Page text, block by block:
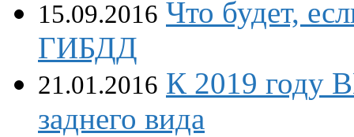
15.09.2016 Что будет,
ГИБДД
21.01.2016 К 2019 году
заднего вида